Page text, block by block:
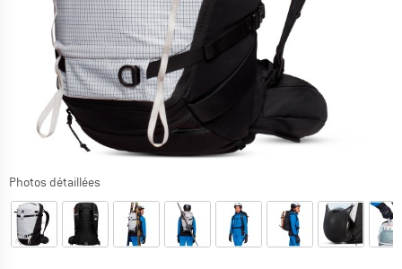
Photos détaillées